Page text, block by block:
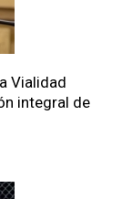
Vialidad
integral de